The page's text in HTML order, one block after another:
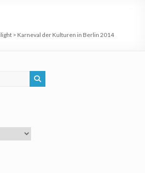
> Karneval der Kulturen in Berlin 2014